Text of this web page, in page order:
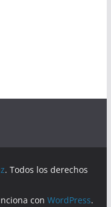
. Todos los derechos
conWordPress.